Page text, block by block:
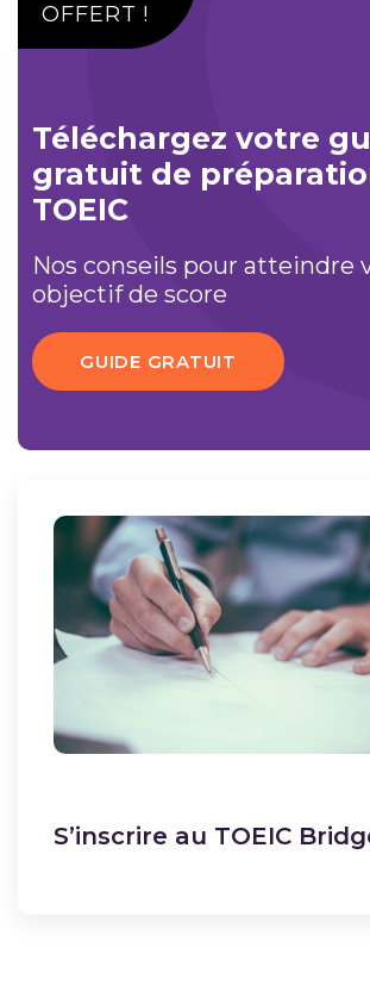
OFFERT !
Téléchargez votre
gratuit de
TOEIC
Nos conseils pour atteindre
objectif de score
GUIDE GRATUIT
S’inscrire au TOEIC